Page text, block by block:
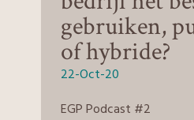
gebruiken,
of hybride?
22-Oct-20
EGP Podcast #2